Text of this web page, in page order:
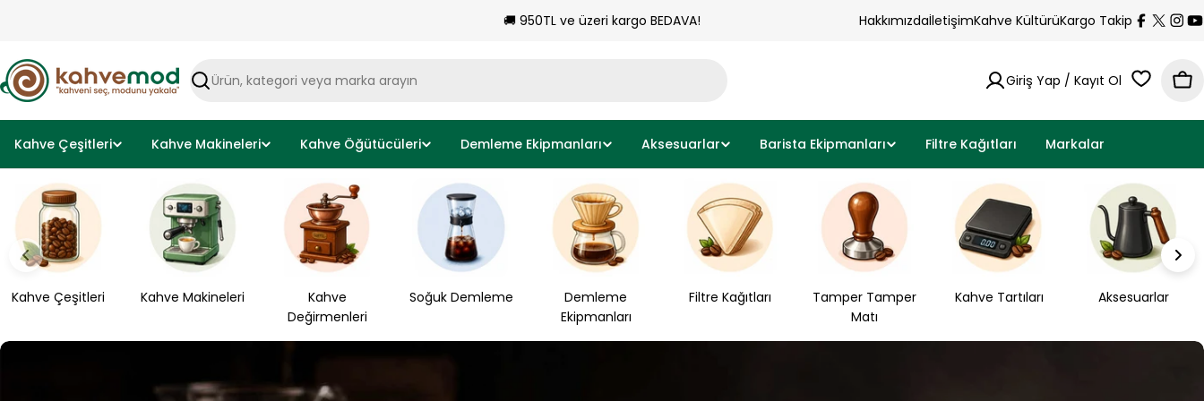
🚚 950TL ve üzeri kargo BEDAVA! HakkımızdaİletişimKahve KültürüKargo Takip Facebook
X
Ara Giriş Yap / Kayıt Ol
Kahve Çeşitleri Kahve Makineleri Kahve Öğütücüleri Demleme Ekipmanları Aksesuarlar Barista Ekipmanları Filtre Kağıtları Markalar
Kahve Çeşitleri Kahve Makineleri
Kahve
Değirmenleri
Soğuk Demleme
Demleme
Ekipmanları
Filtre Kağıtları
Tamper Tamper
Matı
Kahve Tartıları Aksesuarlar